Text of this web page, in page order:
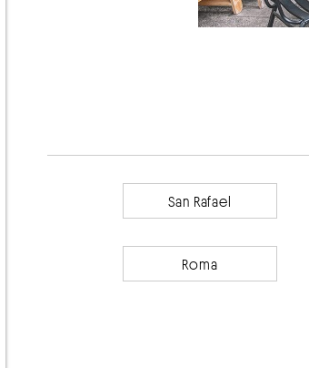
San Rafael
Roma